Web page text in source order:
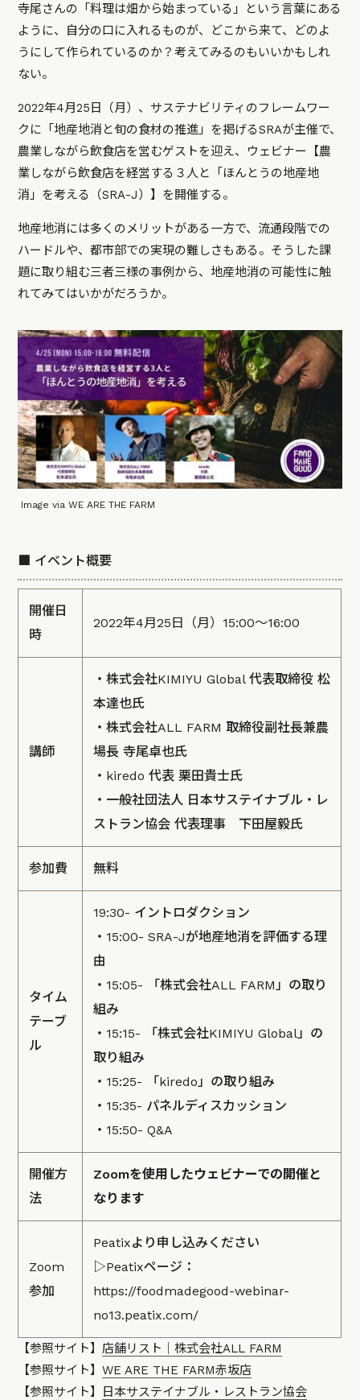
寺尾さんの「料理は畑から始まっている」という言葉にある
ように、自分の口に入れるものが、どこから来て、どのよ
うにして作られているのか？考えてみるのもいいかもしれ
ない。
2022年4月25日（月）、サステナビリティのフレームワー
クに「地産地消と旬の食材の推進」を掲げるSRAが主催で、
農業しながら飲食店を営むゲストを迎え、ウェビナー【農
業しながら飲食店を経営する３人と「ほんとうの地産地
消」を考える（SRA-J）】を開催する。
地産地消には多くのメリットがある一方で、流通段階での
ハードルや、都市部での実現の難しさもある。そうした課
題に取り組む三者三様の事例から、地産地消の可能性に触
れてみてはいかがだろうか。
Image via WE ARE THE FARM
■ イベント概要
開催日
時
2022年4月25日（月）15:00～16:00
講師
・株式会社KIMIYU Global 代表取締役 松
本達也氏
・株式会社ALL FARM 取締役副社長兼農
場長 寺尾卓也氏
・kiredo 代表 栗田貴士氏
・一般社団法人 日本サステイナブル・レ
ストラン協会 代表理事 下田屋毅氏
参加費 無料
タイム
テーブ
ル
19:30- イントロダクション
・15:00- SRA-Jが地産地消を評価する理
由
・15:05- 「株式会社ALL FARM」の取り
組み
・15:15- 「株式会社KIMIYU Global」の
取り組み
・15:25- 「kiredo」の取り組み
・15:35- パネルディスカッション
・15:50- Q&A
開催方
法
Zoomを使用したウェビナーでの開催と
なります
Zoom
参加
Peatixより申し込みください
▷Peatixページ：
https://foodmadegood-webinar-
no13.peatix.com/
【参照サイト】 店舗リスト｜株式会社ALL FARM
【参照サイト】WE ARE THE FARM赤坂店
【参照サイト】
日本サステイナブル・レストラン協会